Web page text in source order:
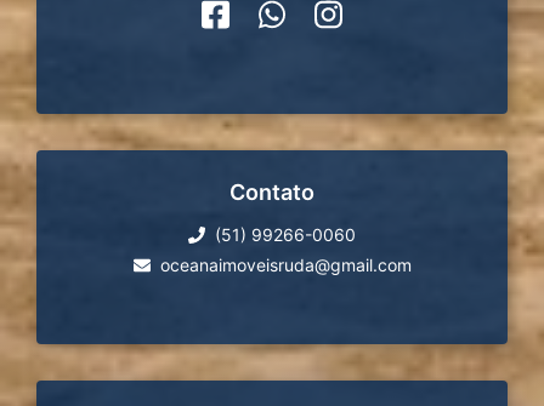
Contato
(51) 99266-0060
oceanaimoveisruda@gmail.com